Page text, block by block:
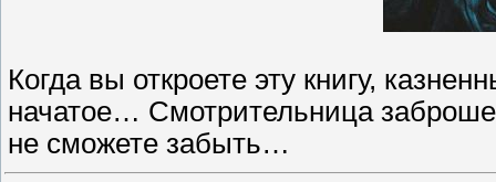
Когда вы откроете эту книгу,
начатое… Смотрительница
не сможете забыть…